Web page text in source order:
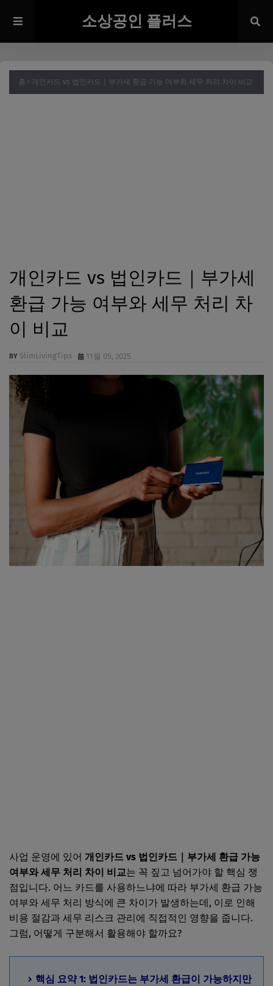
소상공인 플러스
홈 개인카드 vs 법인카드｜부가세 환급 가능 여부와 세무 처리 차이 비교
개인카드 vs 법인카드｜부가세
환급 가능 여부와 세무 처리 차
이 비교
SlimLivingTips 11월 05, 2025
사업 운영에 있어 개인카드 vs 법인카드｜부가세 환급 가능
여부와 세무 처리 차이 비교는 꼭 짚고 넘어가야 할 핵심 쟁
점입니다. 어느 카드를 사용하느냐에 따라 부가세 환급 가능
여부와 세무 처리 방식에 큰 차이가 발생하는데, 이로 인해
비용 절감과 세무 리스크 관리에 직접적인 영향을 줍니다.
그럼, 어떻게 구분해서 활용해야 할까요?
핵심 요약 1: 법인카드는 부가세 환급이 가능하지만